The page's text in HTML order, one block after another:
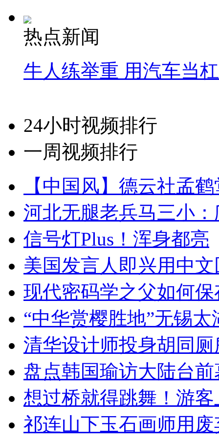
热点新闻
牛人练举重 用汽车当
24小时视频排行
一周视频排行
【中国风】德云社孟
河北无腿老兵马三小
信号灯Plus！浑身都亮
美国发言人即兴用中
现代密码学之父如何
“中华赏樱胜地”无锡
清华设计师投身胡同
盘点韩国瑜访大陆台
想过桥就得跳舞！游客
祁连山下玉石画师用